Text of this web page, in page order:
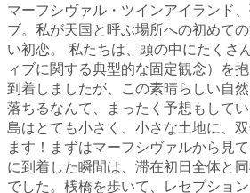
マーフシヴァル・ツインアイランド
ブ。私が天国と呼ぶ場所への初めて
い初恋。 私たちは、頭の中にたくさ
ィブに関する典型的な固定観念）を
到着しましたが、この素晴らしい自
落ちるなんて、まったく予想もして
島はとても小さく、小さな土地に、
ます！まずはマーフシヴァルから見
に到着した瞬間は、滞在初日全体と
でした。桟橋を歩いて、レセプショ